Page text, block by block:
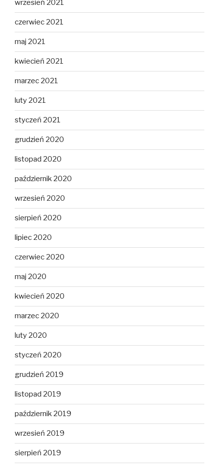
wrzesień 2021
czerwiec 2021
maj 2021
kwiecień 2021
marzec 2021
luty 2021
styczeń 2021
grudzień 2020
listopad 2020
październik 2020
wrzesień 2020
sierpień 2020
lipiec 2020
czerwiec 2020
maj 2020
kwiecień 2020
marzec 2020
luty 2020
styczeń 2020
grudzień 2019
listopad 2019
październik 2019
wrzesień 2019
sierpień 2019